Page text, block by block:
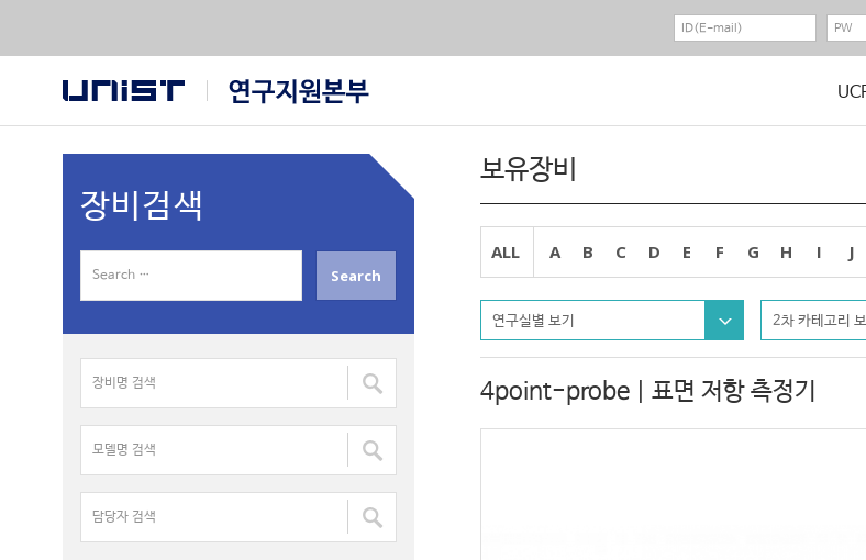
보유장비
ALL A B C D E F G H I J
연구실별 보기 2차 카테고리 보
4point-probe | 표면 저항 측정기
장비검색
f
장
명
검
색
모
명
검
색
담